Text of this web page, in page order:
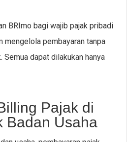
BRImo bagi wajib pajak pribadi
mengelola pembayaran tanpa
Semua dapat dilakukan hanya
Pajak di
Badan Usaha